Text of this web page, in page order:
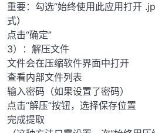
重要：勾选“始终使用此应用打开
式）
点击“确定”
3）：解压文件
文件会在压缩软件界面中打开
查看内部文件列表
输入密码（如果设置了密码）
点击“解压”按钮，选择保存位置
完成提取